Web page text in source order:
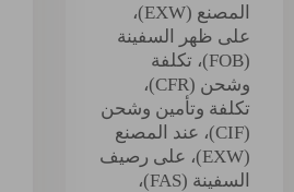
المصنع (EXW)،
على ظهر السفينة
(FOB)، تكلفة
وشحن (CFR)،
تكلفة وتأمين وشحن
(CIF)، عند المصنع
(EXW)، على رصيف
السفينة (FAS)،